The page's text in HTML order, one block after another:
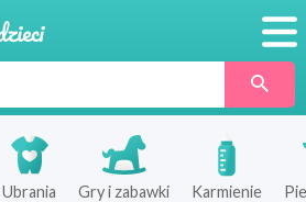
Produkty
Sklepy
Ubrania Gry i zabawki Karmienie